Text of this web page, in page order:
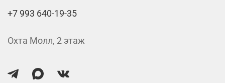
+7 993 640-19-35
Охта Молл, 2 этаж